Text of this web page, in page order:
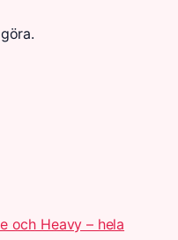
och Heavy – hela